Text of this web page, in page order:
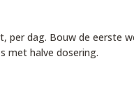
per dag. Bouw de eerste
met halve dosering.